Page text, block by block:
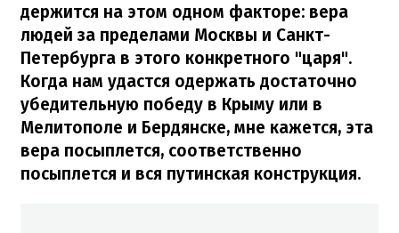
держится на этом одном факторе: вера
людей за пределами Москвы и Санкт-
Петербурга в этого конкретного "царя".
Когда нам удастся одержать достаточно
убедительную победу в Крыму или в
Мелитополе и Бердянске, мне кажется, эта
вера посыплется, соответственно
посыплется и вся путинская конструкция.